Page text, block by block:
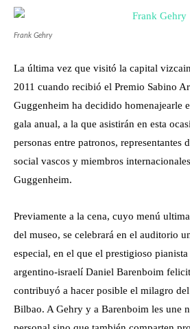
Frank Gehry
La última vez que visitó la capital
2011 cuando recibió el Premio Sabino
Guggenheim ha decidido homenajearle
gala anual, a la que asistirán en esta
personas entre patronos, representantes
social vascos y miembros
Guggenheim.
Previamente a la cena, cuyo menú
del museo, se celebrará en el auditorio
especial, en el que el prestigioso
argentino-israelí Daniel Barenboim
contribuyó a hacer posible el milagro
Bilbao. A Gehry y a Barenboim les une